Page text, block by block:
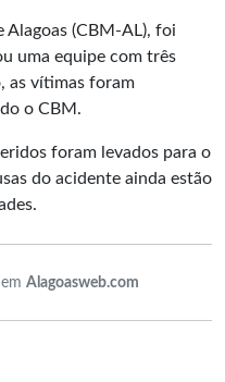
(CBM-AL), foi
uma equipe com três
as vítimas foram
o CBM.
foram levados para o
do acidente ainda estão
Alagoasweb.com